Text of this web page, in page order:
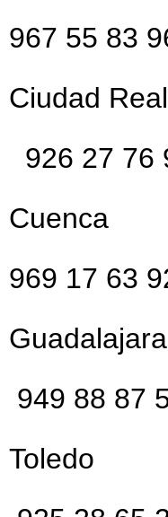
967 55 83
Ciudad Real
926 27 76
Cuenca
969 17 63
Guadalajara
949 88 87
Toledo